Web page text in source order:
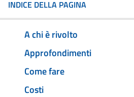
INDICE DELLA PAGINA
A chi è rivolto
Approfondimenti
Come fare
Costi